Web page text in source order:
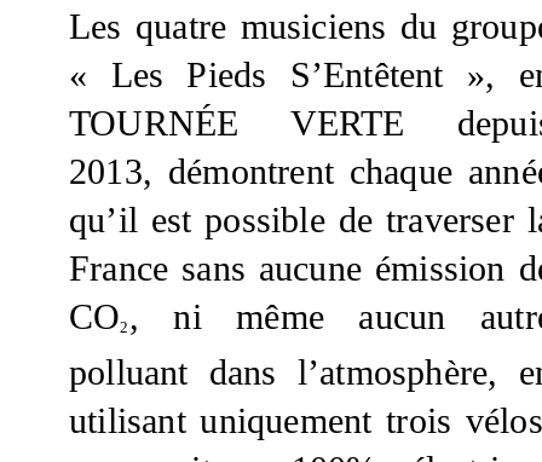
Les quatre musiciens du
« Les Pieds S’Entêtent »,
TOURNÉE VERTE
2013, démontrent chaque
qu’il est possible de traverser
France sans aucune émission
CO2 , ni même aucun
polluant dans l’atmosphère,
utilisant uniquement trois